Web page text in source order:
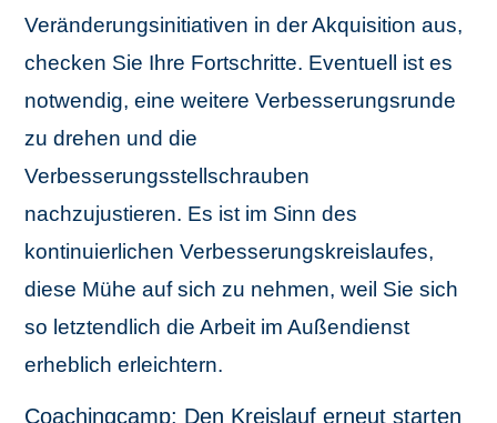
Veränderungsinitiativen in der Akquisition aus,
checken Sie Ihre Fortschritte. Eventuell ist es
notwendig, eine weitere Verbesserungsrunde
zu drehen und die
Verbesserungsstellschrauben
nachzujustieren. Es ist im Sinn des
kontinuierlichen Verbesserungskreislaufes,
diese Mühe auf sich zu nehmen, weil Sie sich
so letztendlich die Arbeit im Außendienst
erheblich erleichtern.
Coachingcamp: Den Kreislauf erneut starten